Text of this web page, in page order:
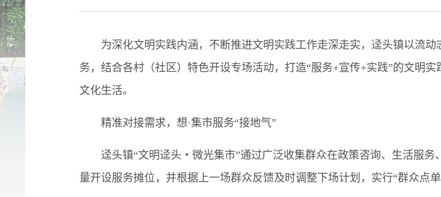
为深化文明实践内涵，不断推进文明实践工作走深走实，迳头镇以流动
务，结合各村（社区）特色开设专场活动，打造“服务+宣传+实践”的文明
文化生活。
精准对接需求，想·集市服务“接地气”
迳头镇“文明迳头・微光集市”通过广泛收集群众在政策咨询、生活服务
量开设服务摊位，并根据上一场群众反馈及时调整下场计划，实行“群众点